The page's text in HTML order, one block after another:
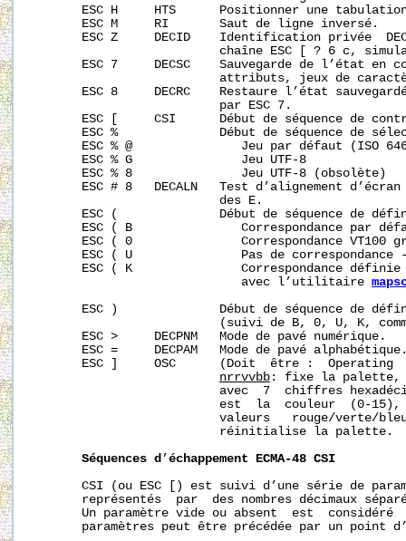
ESC H     HTS      Positionner une
       ESC M     RI       Saut de ligne inversé.
ESC Z     DECID    Identification privée
chaîne ESC [ ? 6 c,
ESC 7     DECSC    Sauvegarde de l’état en
attributs, jeux de
ESC 8     DECRC    Restaure l’état
                          par ESC 7.
ESC [     CSI      Début de séquence de
ESC %              Début de séquence de
ESC % @               Jeu par défaut (ISO
       ESC % G               Jeu UTF-8
       ESC % 8               Jeu UTF-8 (obsolète)
ESC # 8   DECALN   Test d’alignement
                          des E.
ESC (              Début de séquence de
ESC ( B               Correspondance par
ESC ( 0               Correspondance VT100
ESC ( U               Pas de correspondance
ESC ( K               Correspondance définie
                             avec l’utilitaire
ESC )              Début de séquence de
(suivi de B, 0, U, K,
       ESC >     DECPNM   Mode de pavé numérique.
ESC =     DECPAM   Mode de pavé
ESC ]     OSC      (Doit  être :  Operating
nrrvvbb : fixe la palette,
avec  7  chiffres
est  la  couleur  (0-
valeurs   rouge/verte/
                          réinitialise la palette.
Séquences d ’ échappement ECMA-48 CSI
CSI (ou ESC [) est suivi d’une série de
représentés  par  des nombres décimaux
Un paramètre vide ou absent  est  considéré
paramètres peut être précédée par un point